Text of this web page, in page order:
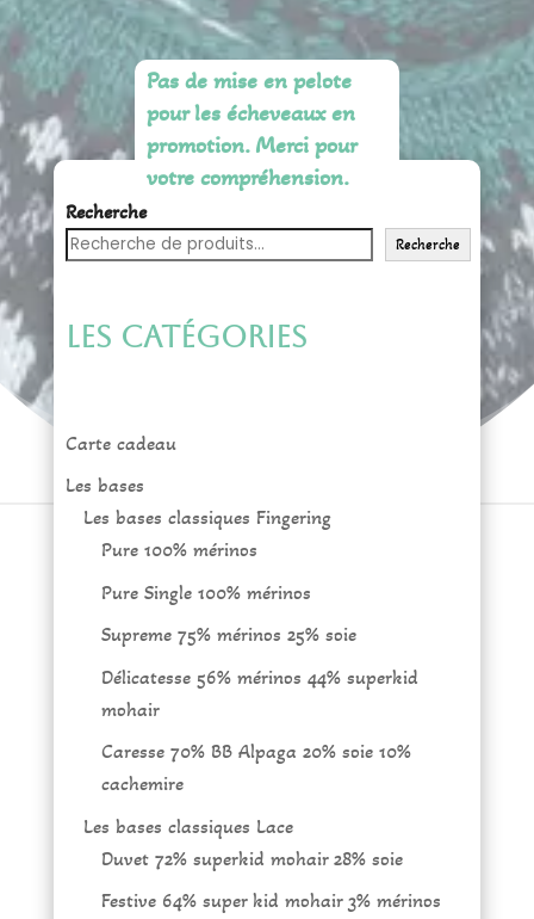
Pas de mise en pelote
pour les écheveaux en
promotion. Merci pour
votre compréhension.
Recherche
Recherche
Les catégories
Carte cadeau
Les bases
Les bases classiques Fingering
Pure 100% mérinos
Pure Single 100% mérinos
Supreme 75% mérinos 25% soie
Délicatesse 56% mérinos 44% superkid
mohair
Caresse 70% BB Alpaga 20% soie 10%
cachemire
Les bases classiques Lace
Duvet 72% superkid mohair 28% soie
Festive 64% super kid mohair 3% mérinos